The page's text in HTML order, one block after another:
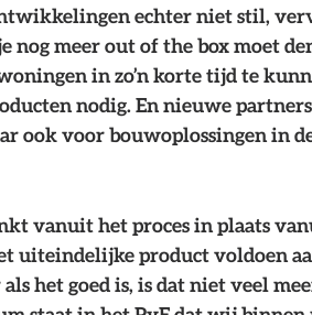
echter niet stil,
nog meer out of the box moet
in zo’n korte tijd te
nodig. En nieuwe
ook voor bouwoplossingen in de
vanuit het proces in plaats
uiteindelijke product voldoen
het goed is, is dat niet veel